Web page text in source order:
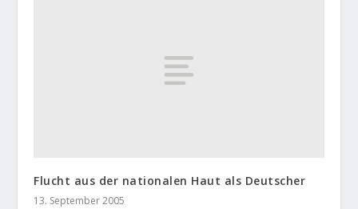
Flucht aus der nationalen Haut als Deutscher
13. September 2005